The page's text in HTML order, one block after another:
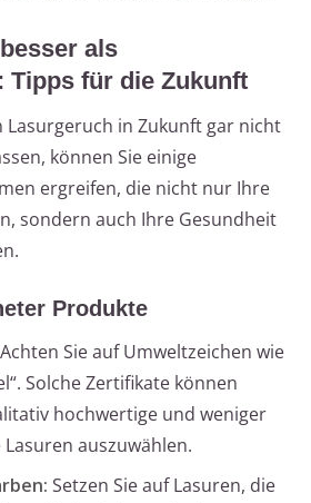
als
Tipps für die Zukunft
Lasurgeruch in Zukunft gar nicht
können Sie einige
ergreifen, die nicht nur Ihre
sondern auch Ihre Gesundheit
Produkte
Achten Sie auf Umweltzeichen wie
Solche Zertifikate können
hochwertige und weniger
auszuwählen.
Setzen Sie auf Lasuren, die